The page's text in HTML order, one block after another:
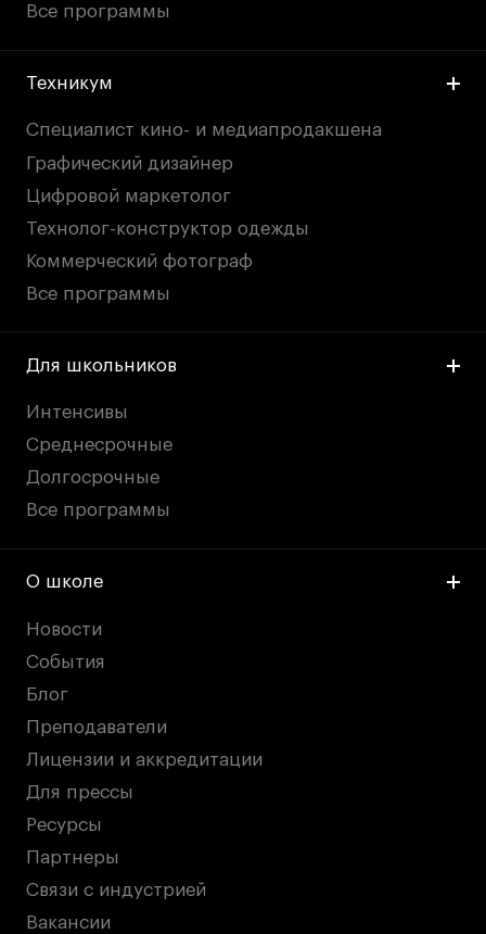
Все программы
Техникум
Специалист кино- и медиапродакшена
Графический дизайнер
Цифровой маркетолог
Технолог-конструктор одежды
Коммерческий фотограф
Все программы
Для школьников
Интенсивы
Среднесрочные
Долгосрочные
Все программы
О школе
Новости
События
Блог
Преподаватели
Лицензии и аккредитации
Для прессы
Ресурсы
Партнеры
Связи с индустрией
Вакансии